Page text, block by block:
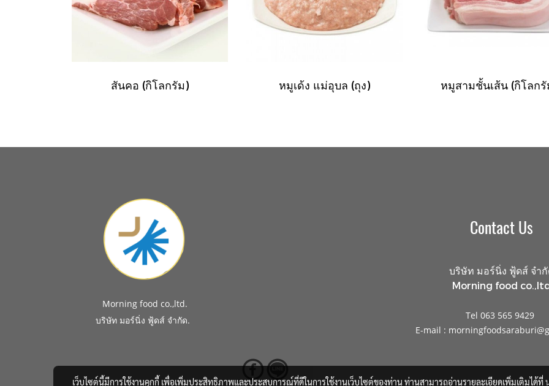
สันคอ (กิโลกรัม) หมูเด้ง แม่อุบล (ถุง) หมูสามชั้นเส้น (กิโลก
Morning food co.,ltd.
บริษัท มอร์นิ่ง ฟู้ดส์ จำกัด
Contact Us
บริษัท มอร์นิ่ง ฟู้ดส์ จำ
Morning food
Tel 063 565 9429
E-mail :
เว็บไซต์นี้มีการใช้งานคุกกี้ เพื่อเพิ่มประสิทธิภาพและประสบการณ์ที่ดีในการใช้งานเว็บไซต์ของท่าน ท่านสามารถอ่านรายละเอียดเพิ่มเติมได้ที่